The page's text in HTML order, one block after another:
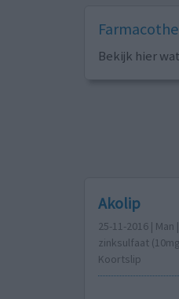
Bekijk hier
Akolip
25-11-2016 | Man
zinksulfaat
Koortslip